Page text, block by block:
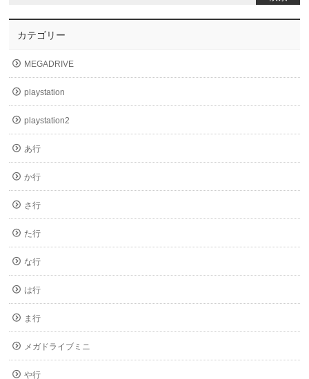
カテゴリー
MEGADRIVE
playstation
playstation2
あ行
か行
さ行
た行
な行
は行
ま行
メガドライブミニ
や行